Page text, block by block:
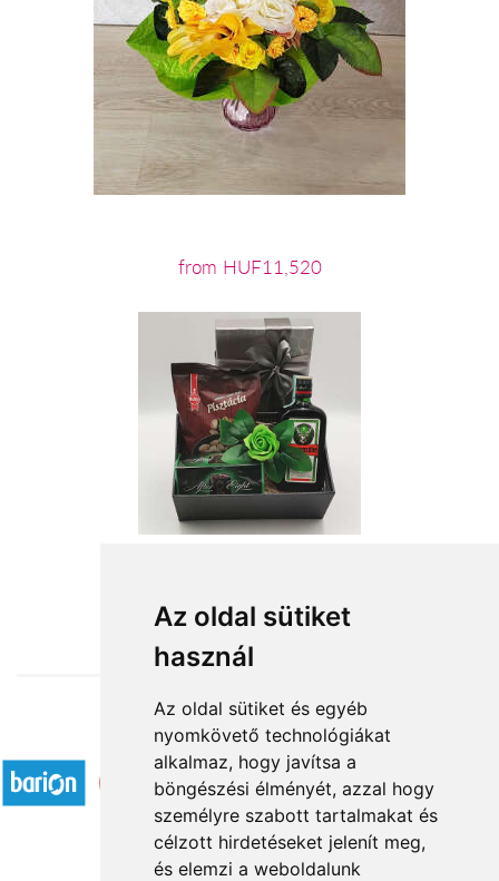
Az oldal sütiket
használ
Az oldal sütiket és egyéb
nyomkövető technológiákat
alkalmaz, hogy javítsa a
böngészési élményét, azzal hogy
személyre szabott tartalmakat és
célzott hirdetéseket jelenít meg,
és elemzi a weboldalunk
from HUF11,520
Accepted payment methods